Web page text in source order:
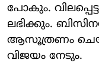
പോകും.
ലഭിക്കും.
ആസൂത്രണം
വിജയം നേടും.